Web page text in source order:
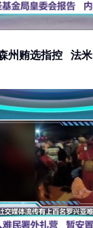
州贿选指控 法